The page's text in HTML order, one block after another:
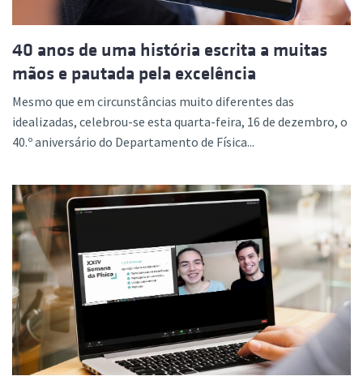
40 anos de uma história escrita a muitas
mãos e pautada pela excelência
Mesmo que em circunstâncias muito diferentes das
idealizadas, celebrou-se esta quarta-feira, 16 de dezembro, o
40.º aniversário do Departamento de Física...